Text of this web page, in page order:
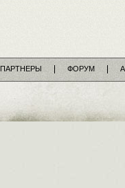
ПАРТНЕРЫ ФОРУМ